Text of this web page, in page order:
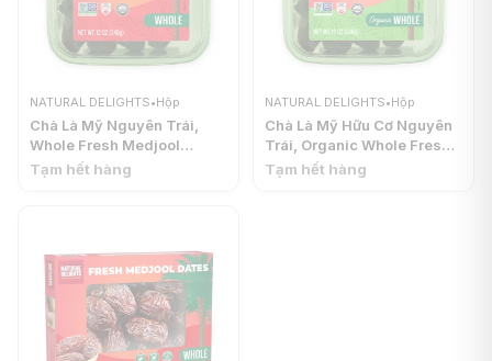
NATURAL DELIGHTS•Hộp
Chà Là Mỹ Nguyên Trái,
Whole Fresh Medjool
Dates, 12 oz (340g) -
Tạm hết hàng
NATURAL DELIGHTS•Hộp
Chà Là Mỹ Hữu Cơ Nguyên
Trái, Organic Whole Fresh
Medjool Dates, 12 oz
Tạm hết hàng